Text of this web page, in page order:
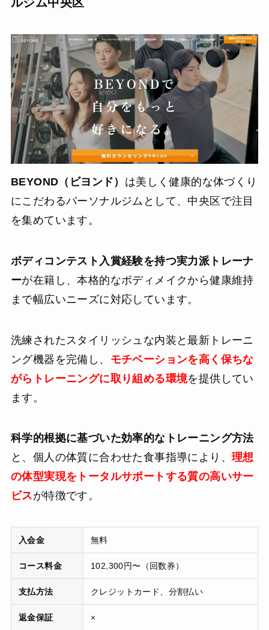
BEYOND（ビヨンド） は美しく健康的な体づくり
にこだわるパーソナルジムとして、中央区で注目
を集めています。
ボディコンテスト入賞経験を持つ実力派トレーナ
ーが在籍し、本格的なボディメイクから健康維持
まで幅広いニーズに対応しています。
洗練されたスタイリッシュな内装と最新トレーニ
ング機器を完備し、 モチベーションを高く保ちな
がらトレーニングに取り組める環境を提供してい
ます。
科学的根拠に基づいた効率的なトレーニング方法
と、個人の体質に合わせた食事指導により、 理想
の体型実現をトータルサポートする質の高いサー
ビスが特徴です。
入会金 無料
コース料金 102,300円〜（回数券）
支払方法 クレジットカード、分割払い
返金保証 ×